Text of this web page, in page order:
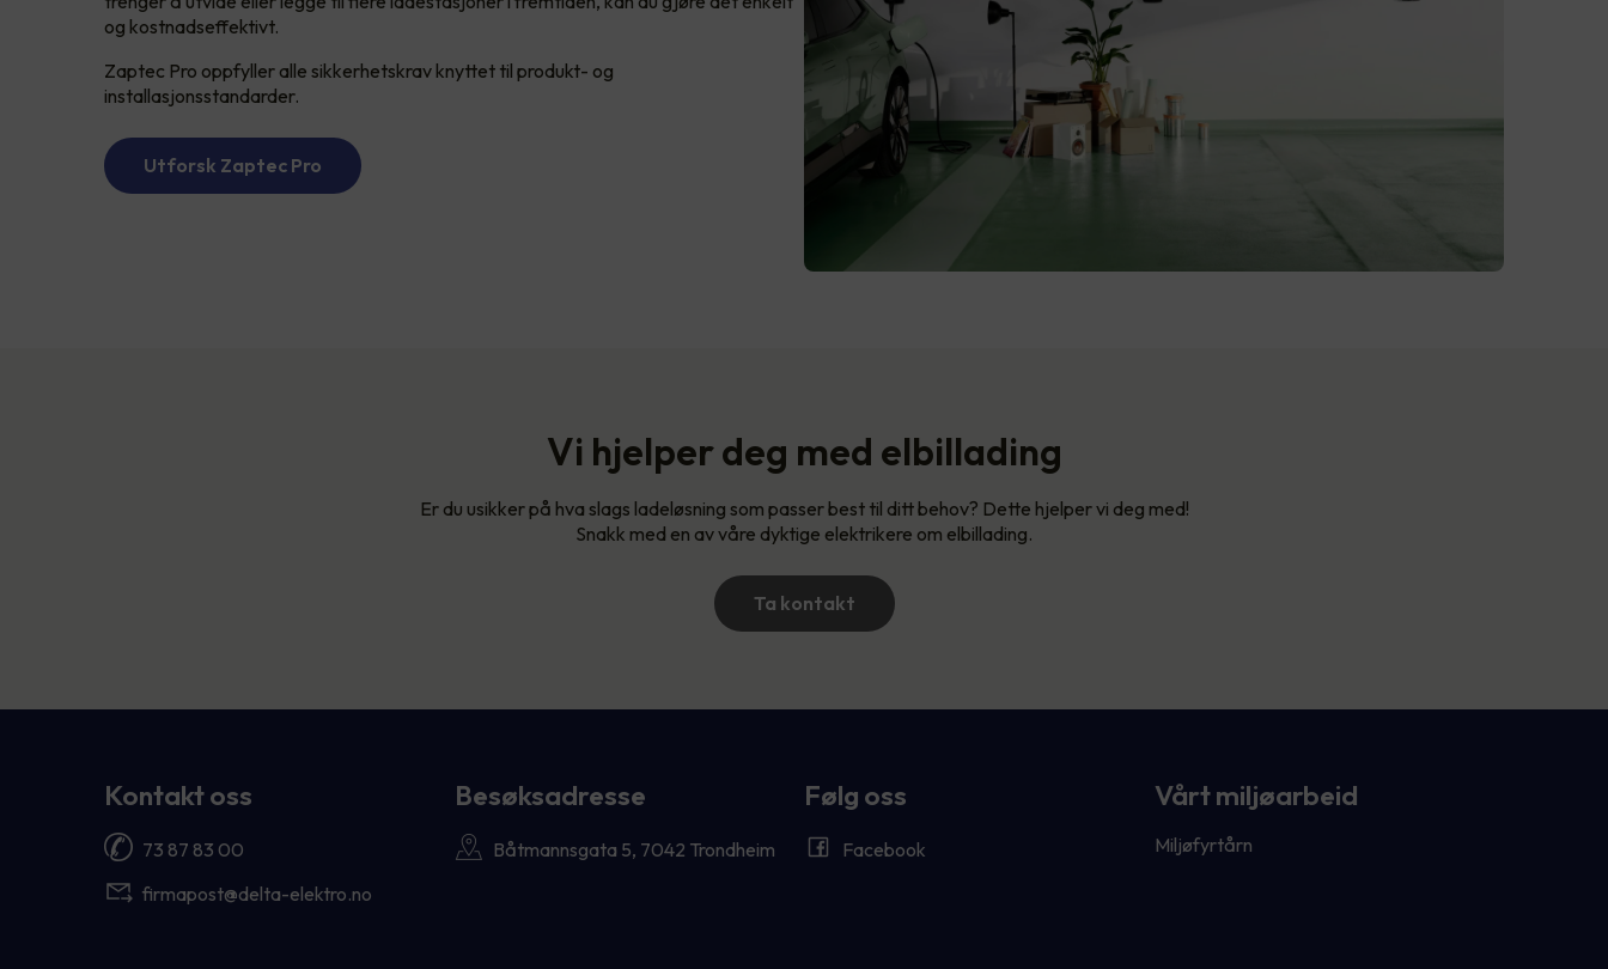
og kostnadseffektivt.
Zaptec Pro oppfyller alle sikkerhetskrav knyttet til produkt- og
installasjonsstandarder.
Utforsk Zaptec Pro
Vi hjelper deg med elbillading
Er du usikker på hva slags ladeløsning som passer best til ditt behov? Dette hjelper vi deg med!
Snakk med en av våre dyktige elektrikere om elbillading.
Ta kontakt
Kontakt oss
73 87 83 00
firmapost@delta-elektro.no
Besøksadresse
Båtmannsgata 5, 7042 Trondheim
Følg oss
Facebook
Vårt miljøarbeid
Miljøfyrtårn